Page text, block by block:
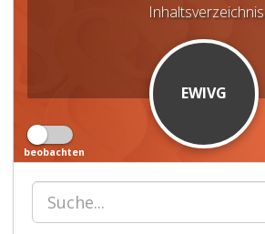
Inhaltsverzeichnis
EWIVG
beobachten